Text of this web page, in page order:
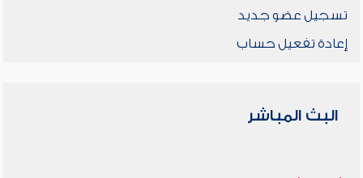
تسجيل عضو جديد
إعادة تفعيل حساب
البث المباشر